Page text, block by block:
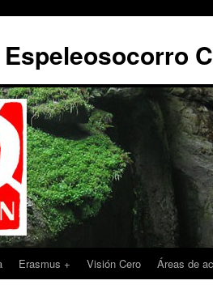
Erasmus + Visión Cero Áreas de